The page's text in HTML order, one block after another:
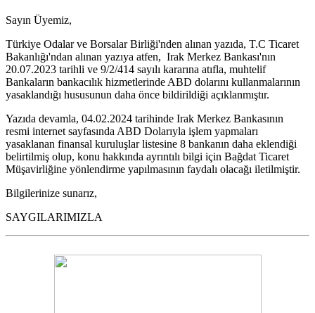
Sayın Üyemiz,
Türkiye Odalar ve Borsalar Birliği'nden alınan yazıda, T.C Ticaret
Bakanlığı'ndan alınan yazıya atfen, Irak Merkez Bankası'nın
20.07.2023 tarihli ve 9/2/414 sayılı kararına atıfla, muhtelif
Bankaların bankacılık hizmetlerinde ABD dolarını kullanmalarının
yasaklandığı hususunun daha önce bildirildiği açıklanmıştır.
Yazıda devamla, 04.02.2024 tarihinde Irak Merkez Bankasının
resmi internet sayfasında ABD Dolarıyla işlem yapmaları
yasaklanan finansal kuruluşlar listesine 8 bankanın daha eklendiği
belirtilmiş olup, konu hakkında ayrıntılı bilgi için Bağdat Ticaret
Müşavirliğine yönlendirme yapılmasının faydalı olacağı iletilmiştir.
Bilgilerinize sunarız,
SAYGILARIMIZLA